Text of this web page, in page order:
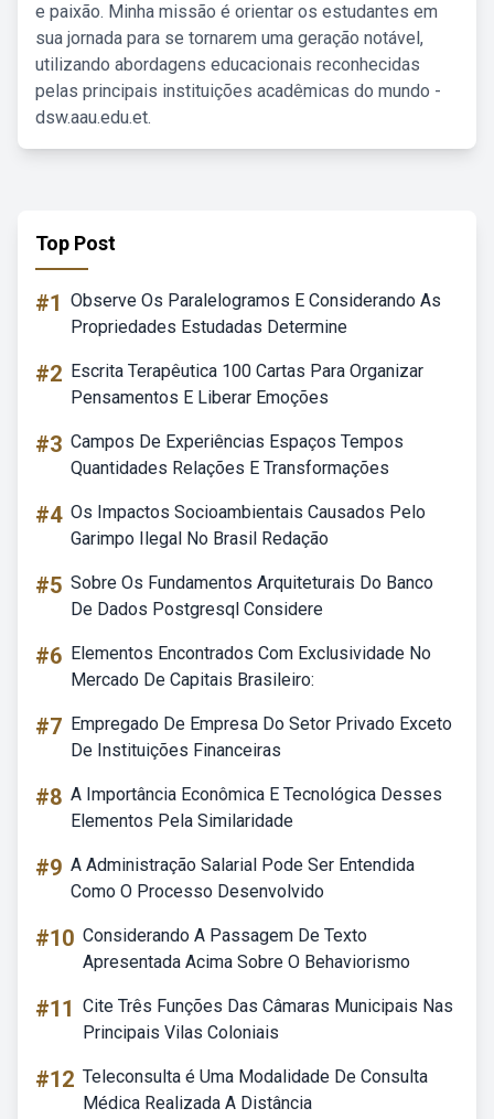
e paixão. Minha missão é orientar os estudantes em
sua jornada para se tornarem uma geração notável,
utilizando abordagens educacionais reconhecidas
pelas principais instituições acadêmicas do mundo -
dsw.aau.edu.et.
Top Post
#1 Observe Os Paralelogramos E Considerando As
Propriedades Estudadas Determine
#2 Escrita Terapêutica 100 Cartas Para Organizar
Pensamentos E Liberar Emoções
#3 Campos De Experiências Espaços Tempos
Quantidades Relações E Transformações
#4 Os Impactos Socioambientais Causados Pelo
Garimpo Ilegal No Brasil Redação
#5 Sobre Os Fundamentos Arquiteturais Do Banco
De Dados Postgresql Considere
#6 Elementos Encontrados Com Exclusividade No
Mercado De Capitais Brasileiro:
#7 Empregado De Empresa Do Setor Privado Exceto
De Instituições Financeiras
#8 A Importância Econômica E Tecnológica Desses
Elementos Pela Similaridade
#9 A Administração Salarial Pode Ser Entendida
Como O Processo Desenvolvido
#10 Considerando A Passagem De Texto
Apresentada Acima Sobre O Behaviorismo
#11 Cite Três Funções Das Câmaras Municipais Nas
Principais Vilas Coloniais
#12 Teleconsulta é Uma Modalidade De Consulta
Médica Realizada A Distância